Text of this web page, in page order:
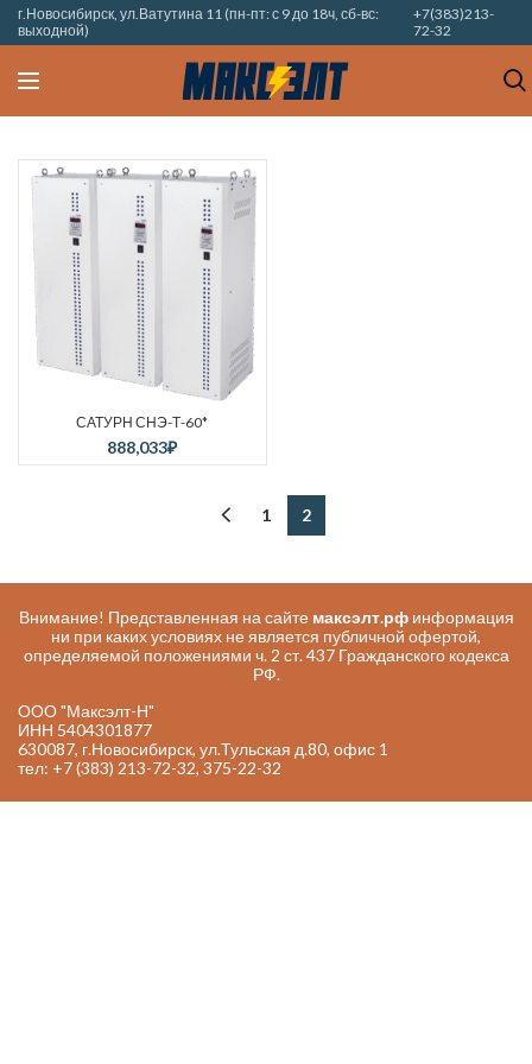
г.Новосибирск, ул.Ватутина 11 (пн-пт: с 9 до 18ч, сб-вс:
выходной)
+7(383)213-
72-32
САТУРН СНЭ-Т-60*
888,033₽
1 2
Внимание! Представленная на сайте максэлт.рфинформация
ни при каких условиях не является публичной офертой,
определяемой положениями ч. 2 ст. 437 Гражданского кодекса
РФ.
ООО "Максэлт-Н"
ИНН 5404301877
630087, г.Новосибирск, ул.Тульская д.80, офис 1
тел: +7 (383) 213-72-32, 375-22-32